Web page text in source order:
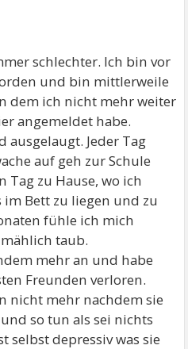
schlechter. Ich bin vor
und bin mittlerweile
dem ich nicht mehr weiter
angemeldet habe.
ausgelaugt. Jeder Tag
auf geh zur Schule
zu Hause, wo ich
im Bett zu liegen und zu
fühle ich mich
taub.
mehr an und habe
Freunden verloren.
nicht mehr nachdem sie
so tun als sei nichts
selbst depressiv was sie